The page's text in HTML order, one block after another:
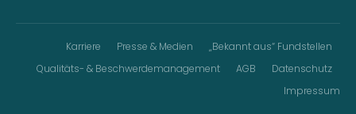
Karriere Presse & Medien
„Bekannt aus“ Fundstellen
Qualitäts- & Beschwerdemanagement
AGB
Datenschutz
Impressum